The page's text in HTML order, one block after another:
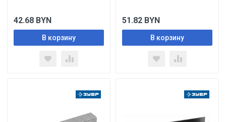
42.68 BYN
В корзину
51.82 BYN
В корзину